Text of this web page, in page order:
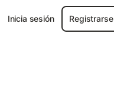
Inicia sesión Registrarse